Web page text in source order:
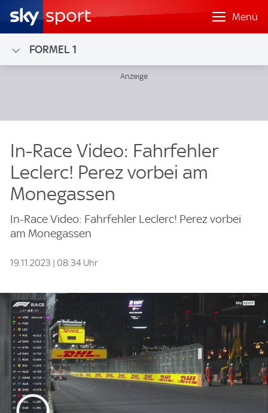
Menü
FORMEL 1
In-Race Video: Fahrfehler
Leclerc! Perez vorbei am
Monegassen
In-Race Video: Fahrfehler Leclerc! Perez vorbei
am Monegassen
19.11.2023 | 08:34 Uhr